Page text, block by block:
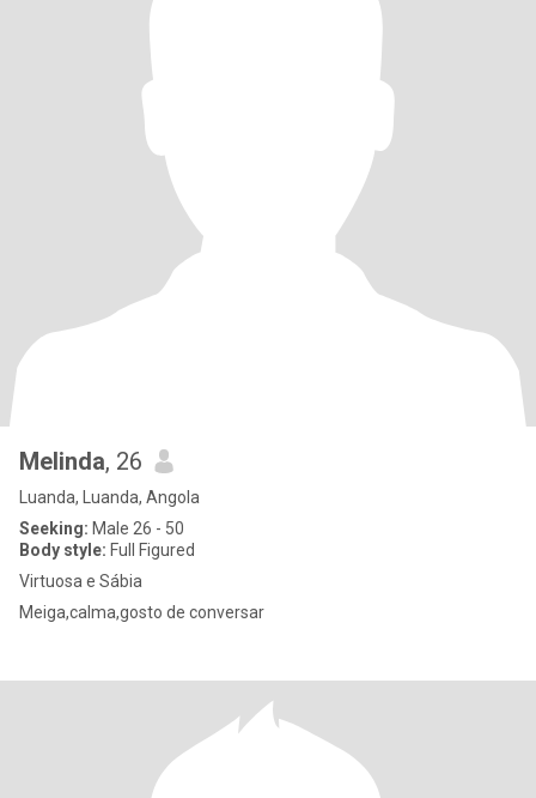
Melinda, 26
Luanda, Luanda, Angola
Seeking: Male 26 - 50
Body style: Full Figured
Virtuosa e Sábia
Meiga,calma,gosto de conversar